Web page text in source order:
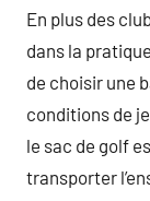
En plus des
dans la
de choisir une
conditions de
le sac de golf
transporter